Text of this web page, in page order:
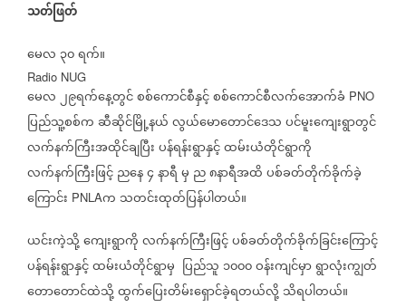
သတ်ဖြတ်
မေလ ၃၀ရက်။
Radio NUG
မေလ၂၉ရက်နေ့တွင်စစ်ကောင်စီနှင့်စစ်ကောင်စီလက်အောက်ခံ PNO
ပြည်သူ့စစ်ကဆီဆိုင်မြို့နယ်လွယ်မောတောင်ဒေသပင်မူးကျေးရွာတွင်
လက်နက်ကြီးအထိုင်ချပြီးပန်ရန်းရွာနှင့်ထမ်းယံတိုင်ရွာကို
လက်နက်ကြီးဖြင့်ညနေ၄နာရီမှ ည၈နာရီအထိပစ်ခတ်တိုက်ခိုက်ခဲ့
ကြောင်း PNLAက သတင်းထုတ်ပြန်ပါတယ်။
ယင်းကဲ့သို့ကျေးရွာကိုလက်နက်ကြီးဖြင့်ပစ်ခတ်တိုက်ခိုက်ခြင်းကြောင့်
ပန်ရန်းရွာနှင့်ထမ်းယံတိုင်ရွာမှ ပြည်သူ ၁၀၀၀ဝန်းကျင်မှာရွာလုံးကျွတ်
တောတောင်ထဲသို့ထွက်ပြေးတိမ်းရှောင်ခဲ့ရတယ်လို့သိရပါတယ်။